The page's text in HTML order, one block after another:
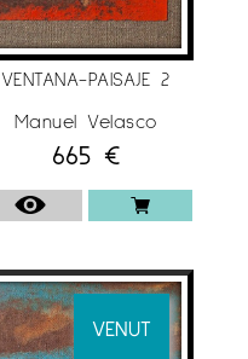
VENTANA-PAISAJE 2
Manuel Velasco
665 €
VENUT